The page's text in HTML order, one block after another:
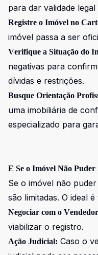
para dar validade
Registre o Imóvel no
imóvel passa a ser
Verifique a Situação do
negativas para
dívidas e restrições.
Busque Orientação
uma imobiliária de
especializado para
E Se o Imóvel Não
Se o imóvel não
são limitadas. O ideal é
Negociar com o
viabilizar o registro.
Ação Judicial: Caso o